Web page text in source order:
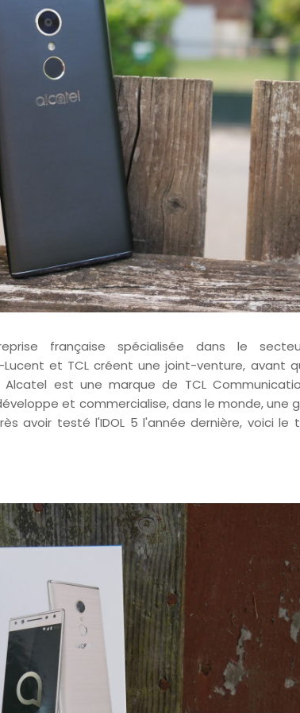
française spécialisée dans le
et TCL créent une joint-venture, avant
est une marque de TCL
et commercialise, dans le monde, une
avoir testé l'IDOL 5 l'année dernière, voici le